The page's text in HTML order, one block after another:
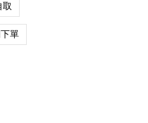
取
單